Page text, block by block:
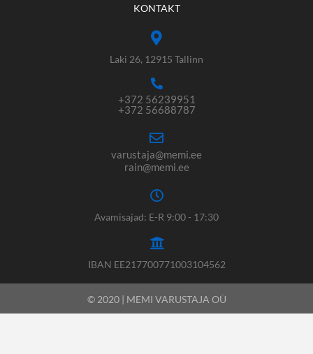
KONTAKT
Laki 26, 12915 Tallinn
+372 56239951
+372 56688787
varustaja@memi.ee
rain@memi.ee
Avamisajad: E-R 9:00 - 17:30
IBAN EE217700771003104562
© 2020 | MEMI VARUSTAJA OÜ